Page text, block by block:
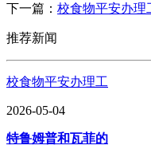
下一篇： 校食物平安办理
推荐新闻
校食物平安办理工
2026-05-04
特鲁姆普和瓦菲的